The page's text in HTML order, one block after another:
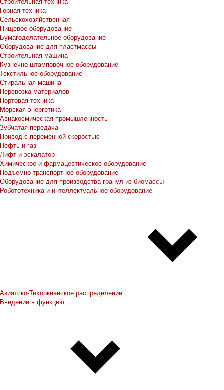
Строительная техника
Горная техника
Сельскохозяйственная
Пищевое оборудование
Бумагоделательное оборудование
Оборудование для пластмассы
Строительная машина
Кузнечно-штамповочное оборудование
Текстильное оборудование
Стиральная машина
Перевозка материалов
Портовая техника
Морская энергетика
Авиакосмическая промышленность
Зубчатая передача
Привод с переменной скоростью
Нефть и газ
Лифт и эскалатор
Химическое и фармацевтическое оборудование
Подъемно-транспортное оборудование
Оборудование для производства гранул из биомассы
Робототехника и интеллектуальное оборудование
Азиатско-Тихоокеанское распределение
Введение в функцию